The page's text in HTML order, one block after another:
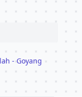
- Goyang